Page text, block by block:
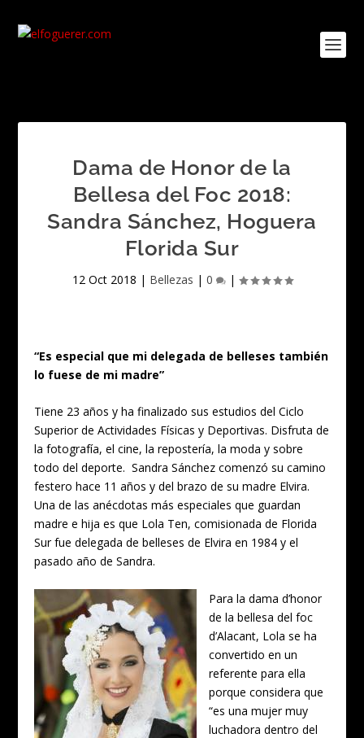
Dama de Honor de la
Bellesa del Foc 2018:
Sandra Sánchez, Hoguera
Florida Sur
12 Oct 2018 | Bellezas | 0 |
“Es especial que mi delegada de belleses también
lo fuese de mi madre”
Tiene 23 años y ha finalizado sus estudios del Ciclo
Superior de Actividades Físicas y Deportivas. Disfruta de
la fotografía, el cine, la repostería, la moda y sobre
todo del deporte. Sandra Sánchez comenzó su camino
festero hace 11 años y del brazo de su madre Elvira.
Una de las anécdotas más especiales que guardan
madre e hija es que Lola Ten, comisionada de Florida
Sur fue delegada de belleses de Elvira en 1984 y el
pasado año de Sandra.
Para la dama d’honor
de la bellesa del foc
d’Alacant, Lola se ha
convertido en un
referente para ella
porque considera que
“es una mujer muy
luchadora dentro del